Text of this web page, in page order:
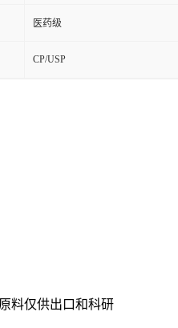
医药级
CP/USP
料仅供出口和科研